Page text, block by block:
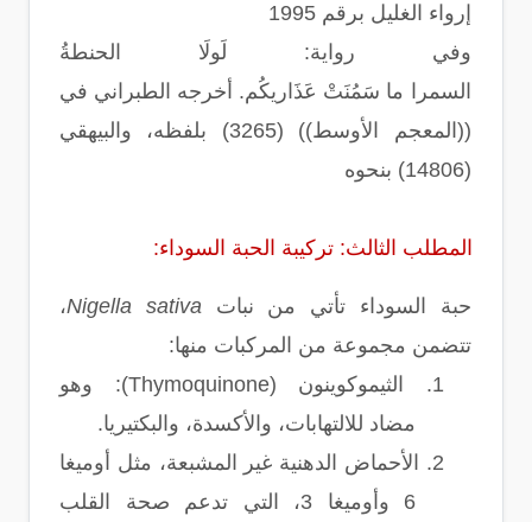
إرواء الغليل برقم 1995
وفي رواية: لَولَا الحنطةُ
السمرا ما سَمُنَتْ عَذَاريكُم. أخرجه الطبراني في
((المعجم الأوسط)) (3265) بلفظه، والبيهقي
(14806) بنحوه
المطلب الثالث: تركيبة الحبة السوداء:
حبة السوداء تأتي من نباتNigella sativa،
تتضمن مجموعة من المركبات منها:
1.
الثيموكوينون (Thymoquinone): وهو
مضاد للالتهابات، والأكسدة، والبكتيريا.
2.
الأحماض الدهنية غير المشبعة، مثل أوميغا
6 وأوميغا 3، التي تدعم صحة القلب